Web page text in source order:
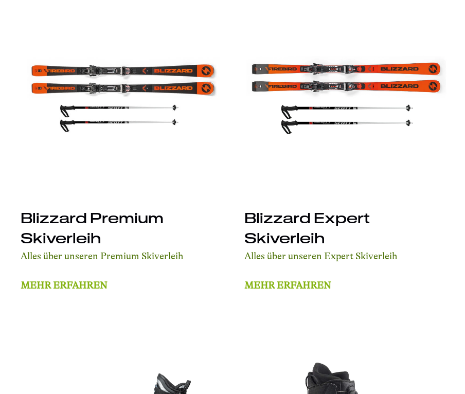
Blizzard Premium
Skiverleih
Alles über unseren Premium Skiverleih
MEHR ERFAHREN
Blizzard Expert
Skiverleih
Alles über unseren Expert Skiverleih
MEHR ERFAHREN